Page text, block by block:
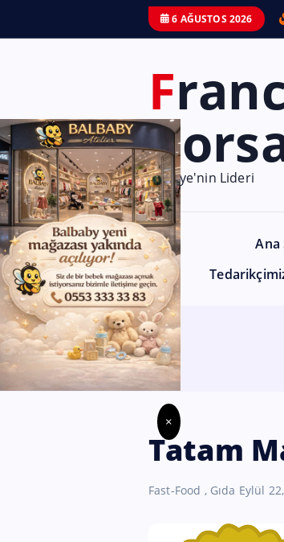
6 AĞUSTOS 2026
Franchise
Türkiye'nin Lideri
Ana
Tatam
Fast-Food , Gıda Eylül
×